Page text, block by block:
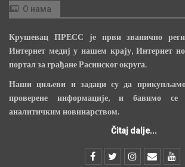
О нама
Крушевац ПРЕСС је први званично
Интернет медиј у нашем крају, Интернет
портал за грађане Расинског округа.
Наши циљеви и задаци су да
проверене информације, и бавимо
аналитичким новинарством.
Čitaj dalje...